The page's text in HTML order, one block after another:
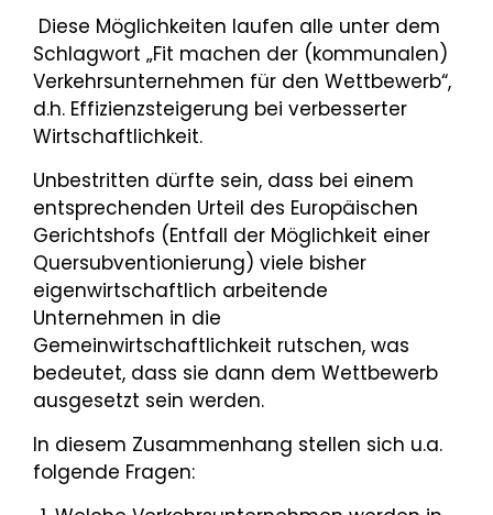
Diese Möglichkeiten laufen alle unter dem
Schlagwort „Fit machen der (kommunalen)
Verkehrsunternehmen für den Wettbewerb“,
d.h. Effizienzsteigerung bei verbesserter
Wirtschaftlichkeit.
Unbestritten dürfte sein, dass bei einem
entsprechenden Urteil des Europäischen
Gerichtshofs (Entfall der Möglichkeit einer
Quersubventionierung) viele bisher
eigenwirtschaftlich arbeitende
Unternehmen in die
Gemeinwirtschaftlichkeit rutschen, was
bedeutet, dass sie dann dem Wettbewerb
ausgesetzt sein werden.
In diesem Zusammenhang stellen sich u.a.
folgende Fragen: